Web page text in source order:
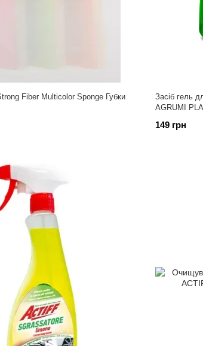
Fiber Multicolor Sponge Губки
Засіб гель
AGRUMI
149 грн